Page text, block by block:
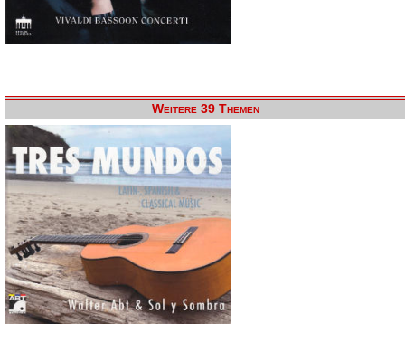
Weitere 39 Themen